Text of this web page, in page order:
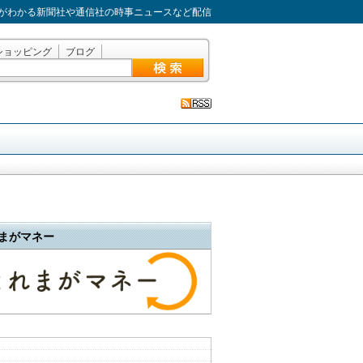
わかる新聞社や通信社の時事ニュースなど配信
ョッピング ブログ
がマネー